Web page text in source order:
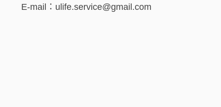
E-mail：ulife.service@gmail.com